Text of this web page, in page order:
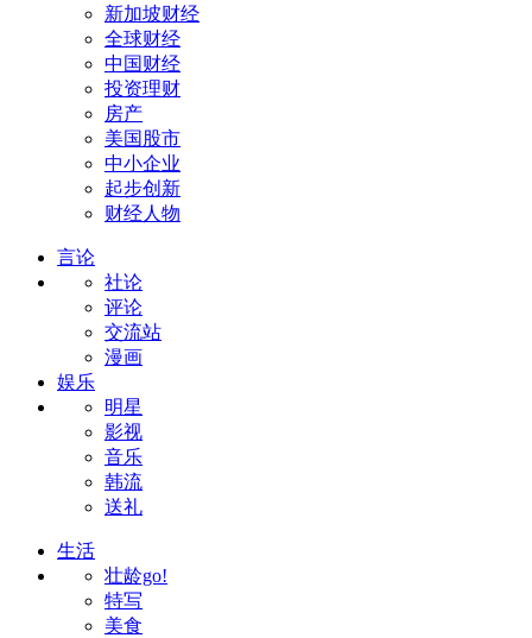
新加坡财经
全球财经
中国财经
投资理财
房产
美国股市
中小企业
起步创新
财经人物
言论
社论
评论
交流站
漫画
娱乐
明星
影视
音乐
韩流
送礼
生活
壮龄go!
特写
美食